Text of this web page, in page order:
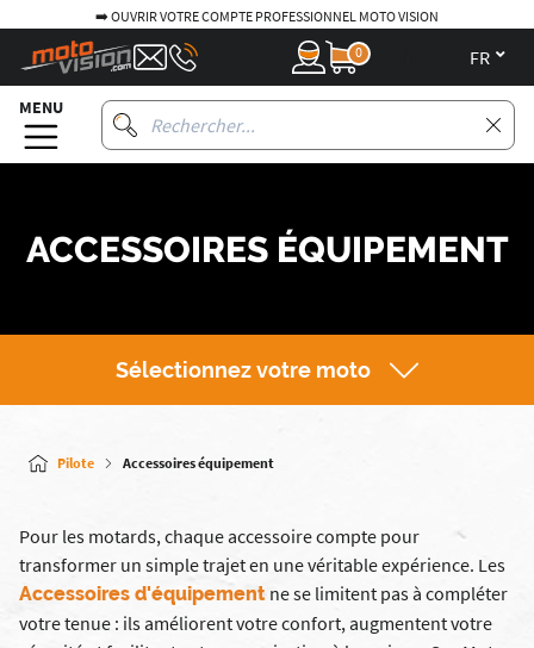
➡️ OUVRIR VOTRE COMPTE PROFESSIONNEL MOTO VISION
0
MENU
ACCESSOIRES ÉQUIPEMENT
Sélectionnez votre moto
Pilote Accessoires équipement
Pour les motards, chaque accessoire compte pour
transformer un simple trajet en une véritable expérience. Les
Accessoires d'équipement ne se limitent pas à compléter
votre tenue : ils améliorent votre confort, augmentent votre